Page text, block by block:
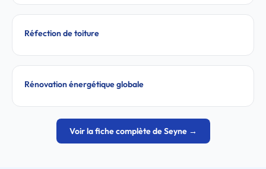
Réfection de toiture
Rénovation énergétique globale
Voir la fiche complète de Seyne →